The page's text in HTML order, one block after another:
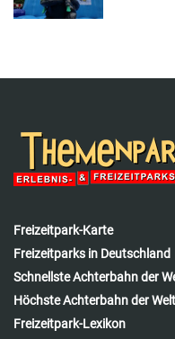
Freizeitpark-Karte
Freizeitparks in Deutschland
Schnellste Achterbahn der
Höchste Achterbahn der Welt
Freizeitpark-Lexikon